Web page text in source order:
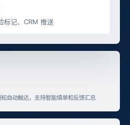
标记、CRM 推送
自动触达，支持智能填单和反馈汇总